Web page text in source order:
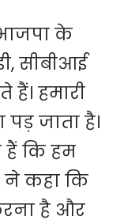
के
सीबीआई
हमारी
पड़ जाता है।
कि हम
ने कहा कि
है और